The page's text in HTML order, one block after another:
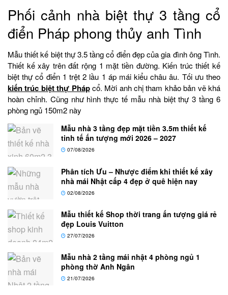
Phối cảnh nhà biệt thự 3 tầng cổ
điển Pháp phong thủy anh Tình
Mẫu thiết kế biệt thự 3.5 tầng cổ điển đẹp của gia đình ông Tình.
Thiết kế xây trên đất rộng 1 mặt tiền đường. Kiến trúc thiết kế
biệt thự cổ điển 1 trệt 2 lầu 1 áp mái kiểu châu âu. Tối ưu theo
kiến trúc biệt thự Phápcổ. Mời anh chị tham khảo bản vẽ khá
hoàn chỉnh. Cũng như hình thực tế mẫu nhà biệt thự 3 tầng 6
phòng ngủ 150m2 này
Mẫu nhà 3 tầng đẹp mặt tiền 3.5m thiết kế
tinh tế ấn tượng mới 2026 – 2027
07/08/2026
Phân tích Ưu – Nhược điểm khi thiết kế xây
nhà mái Nhật cấp 4 đẹp ở quê hiện nay
02/08/2026
Mẫu thiết kế Shop thời trang ấn tượng giá rẻ
đẹp Louis Vuitton
27/07/2026
Mẫu nhà 2 tầng mái nhật 4 phòng ngủ 1
phòng thờ Anh Ngân
21/07/2026